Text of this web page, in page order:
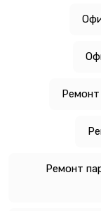
Ремонт